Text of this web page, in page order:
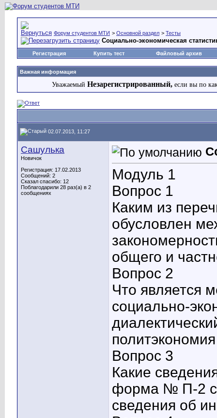
Форум студентов МТИ > Основной раздел > Тесты
Социально-экономическая
Регистрация Купить тест Файловый архив
Важная информация
Уважаемый Незарегистрированный, если вы по
02.07.2013, 11:27
Сашулька
Новичок
Регистрация: 17.02.2013
Сообщений: 2
Сказал спасибо: 12
Поблагодарили 28 раз(а) в 2
сообщениях
Модуль 1
Вопрос 1
Каким из
обусловлен
общего и
Вопрос 2
Что является
социально-
политэкономия
Вопрос 3
Какие
форма № П-2
сведения об